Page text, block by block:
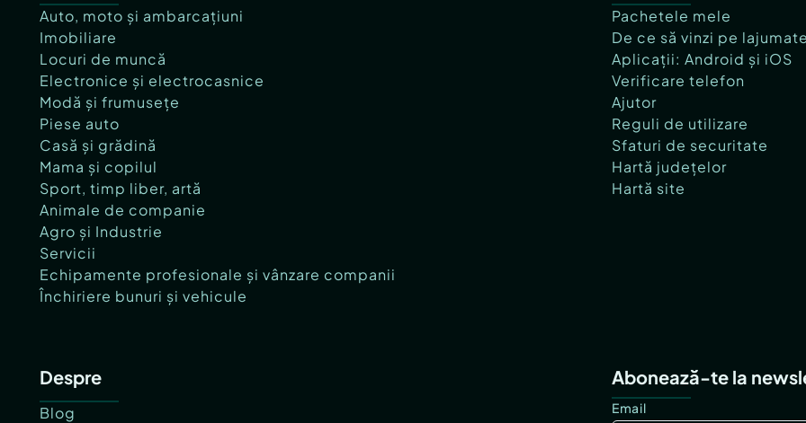
Auto, moto și ambarcațiuni
Imobiliare
Locuri de muncă
Electronice și electrocasnice
Modă și frumusețe
Piese auto
Casă și grădină
Mama și copilul
Sport, timp liber, artă
Animale de companie
Agro și Industrie
Servicii
Echipamente profesionale și vânzare companii
Închiriere bunuri și vehicule
Pachetele mele
De ce să vinzi pe
Aplicații: Android și iOS
Verificare telefon
Ajutor
Reguli de utilizare
Sfaturi de securitate
Hartă județelor
Hartă site
Despre
Blog
Abonează-te la
Email